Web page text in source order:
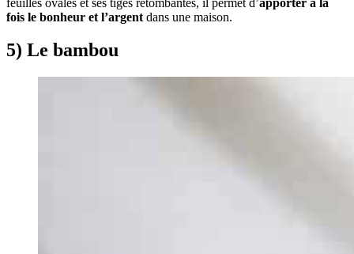
fois le bonheur et l’argent dans une maison.
5) Le bambou